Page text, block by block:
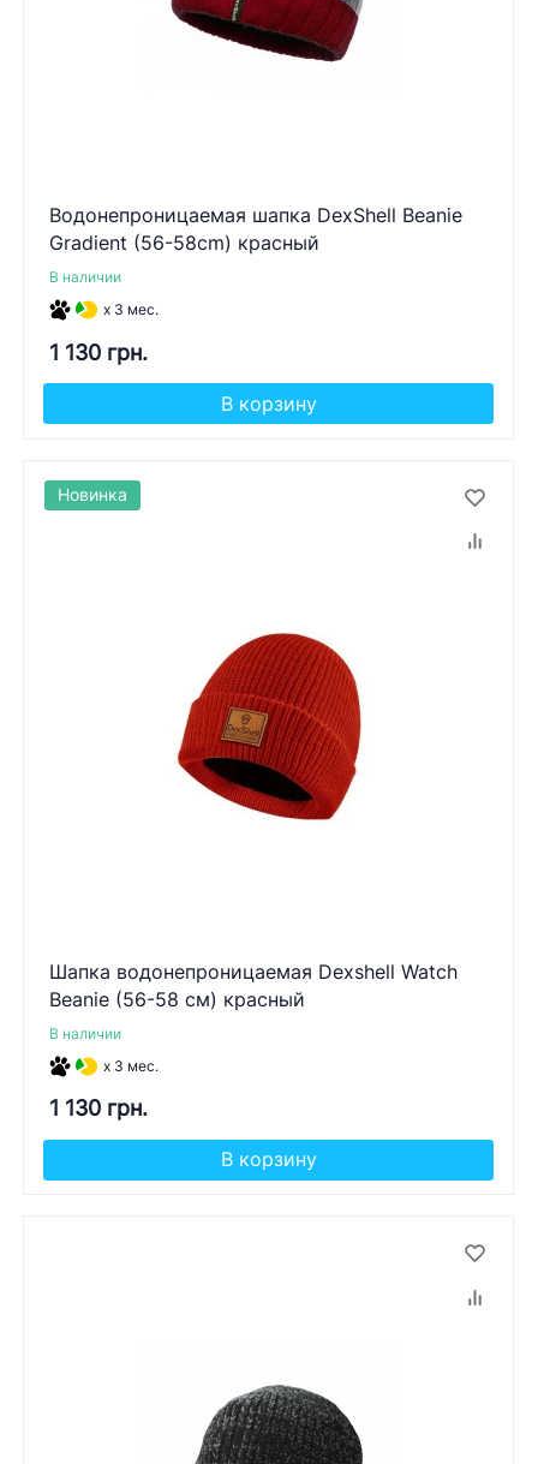
Водонепроницаемая шапка DexShell Beanie
Gradient (56-58cm) красный
В наличии
x 3 мес.
1 130 грн.
В корзину
Шапка водонепроницаемая Dexshell Watch
Beanie (56-58 см) красный
В наличии
x 3 мес.
1 130 грн.
В корзину
Новинка